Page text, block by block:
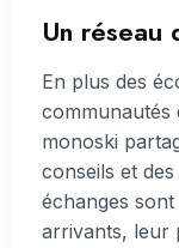
Un réseau
En plus des
communautés
monoski
conseils et
échanges
arrivants, leur